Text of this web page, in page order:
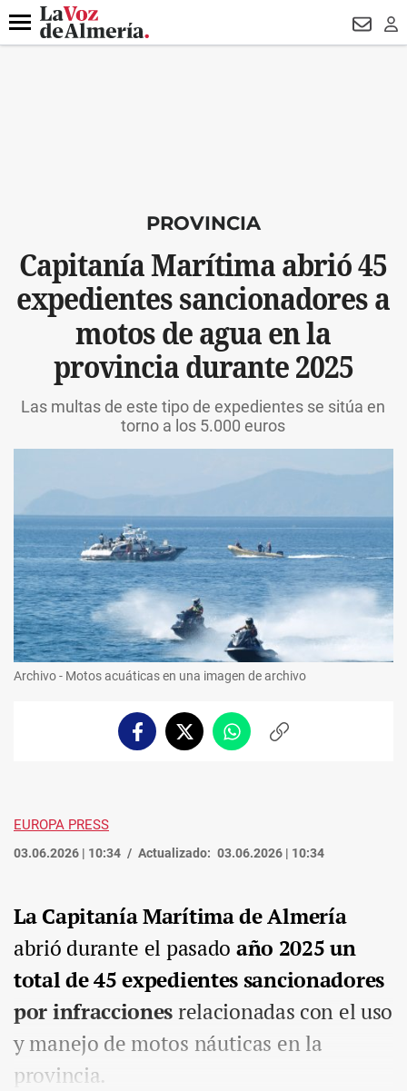
DESTACADO
Menú
PROVINCIA
Capitanía Marítima abrió 45
expedientes sancionadores a
motos de agua en la
provincia durante 2025
Las multas de este tipo de expedientes se sitúa en
torno a los 5.000 euros
Archivo - Motos acuáticas en una imagen de archivo
FacebookTwitterWhatsappCopiar
EUROPA PRESS
03.06.2026 | 10:34 Actualizado: 03.06.2026 | 10:34
La Capitanía Marítima de Almería
abrió durante el pasado año 2025 un
total de 45 expedientes sancionadores
por infraccionesrelacionadas con el uso
y manejo de motos náuticas en la
provincia.